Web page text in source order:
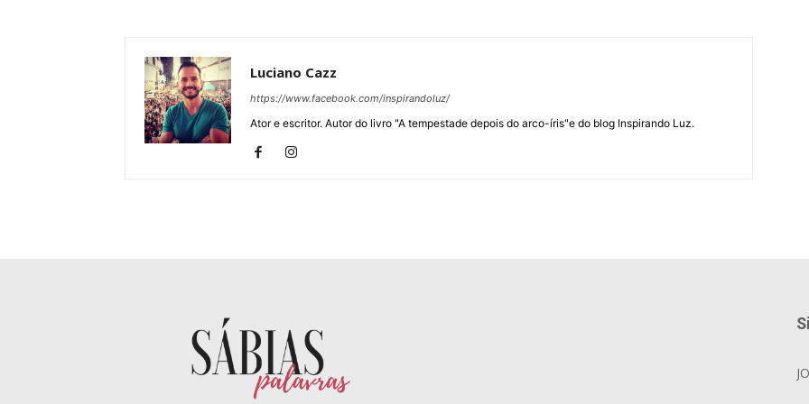
Luciano Cazz
https://www.facebook.com/inspirandoluz/
Ator e escritor. Autor do livro "A tempestade depois do arco-íris"e do blog Inspirando Luz.